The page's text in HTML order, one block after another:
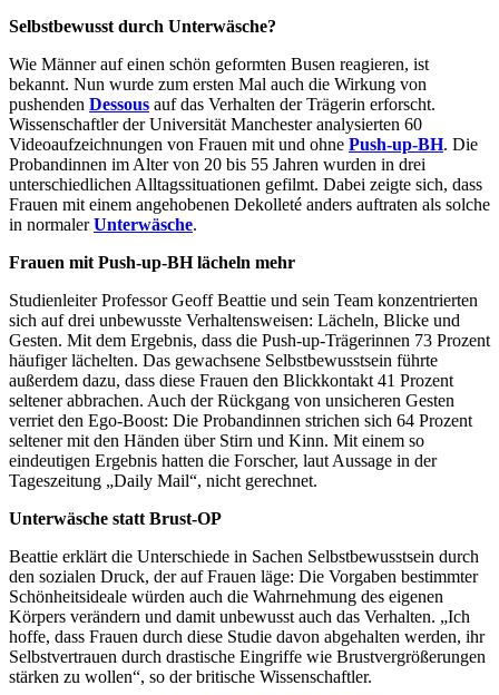
Selbstbewusst durch Unterwäsche?
Wie Männer auf einen schön geformten Busen reagieren, ist
bekannt. Nun wurde zum ersten Mal auch die Wirkung von
pushenden Dessous auf das Verhalten der Trägerin erforscht.
Wissenschaftler der Universität Manchester analysierten 60
Videoaufzeichnungen von Frauen mit und ohne Push-up-BH. Die
Probandinnen im Alter von 20 bis 55 Jahren wurden in drei
unterschiedlichen Alltagssituationen gefilmt. Dabei zeigte sich, dass
Frauen mit einem angehobenen Dekolleté anders auftraten als solche
in normalerUnterwäsche.
Frauen mit Push-up-BH lächeln mehr
Studienleiter Professor Geoff Beattie und sein Team konzentrierten
sich auf drei unbewusste Verhaltensweisen: Lächeln, Blicke und
Gesten. Mit dem Ergebnis, dass die Push-up-Trägerinnen 73 Prozent
häufiger lächelten. Das gewachsene Selbstbewusstsein führte
außerdem dazu, dass diese Frauen den Blickkontakt 41 Prozent
seltener abbrachen. Auch der Rückgang von unsicheren Gesten
verriet den Ego-Boost: Die Probandinnen strichen sich 64 Prozent
seltener mit den Händen über Stirn und Kinn. Mit einem so
eindeutigen Ergebnis hatten die Forscher, laut Aussage in der
Tageszeitung „Daily Mail“, nicht gerechnet.
Unterwäsche statt Brust-OP
Beattie erklärt die Unterschiede in Sachen Selbstbewusstsein durch
den sozialen Druck, der auf Frauen läge: Die Vorgaben bestimmter
Schönheitsideale würden auch die Wahrnehmung des eigenen
Körpers verändern und damit unbewusst auch das Verhalten. „Ich
hoffe, dass Frauen durch diese Studie davon abgehalten werden, ihr
Selbstvertrauen durch drastische Eingriffe wie Brustvergrößerungen
stärken zu wollen“, so der britische Wissenschaftler.